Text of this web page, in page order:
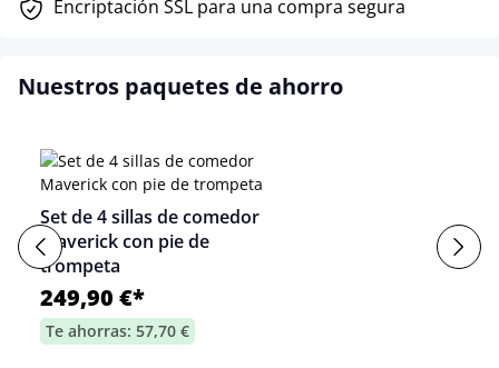
Encriptación SSL para una compra segura
Nuestros paquetes de ahorro
Set de 4 sillas de comedor
Maverick con pie de
trompeta
249,90 €*
Te ahorras: 57,70 €